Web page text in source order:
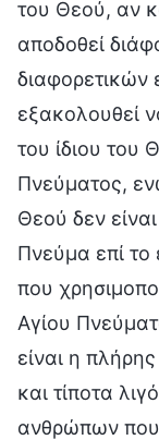
του Θεού, αν
αποδοθεί
εξακολουθεί
του ίδιου του
Πνεύματος,
Θεού δεν
Πνεύμα επί
που
Αγίου
είναι η
και τίποτα
ανθρώπων που